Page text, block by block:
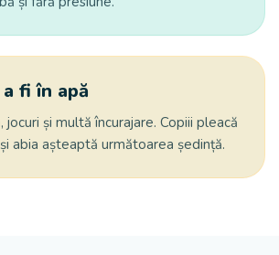
fi în apă
și multă încurajare. Copiii pleacă
abia așteaptă următoarea ședință.